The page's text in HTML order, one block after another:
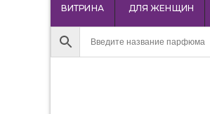
ВИТРИНА ДЛЯ ЖЕНЩИН